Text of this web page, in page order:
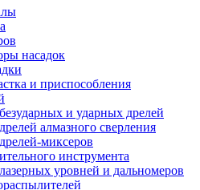
насадок
и приспособления
и ударных дрелей
алмазного сверления
миксеров
инструмента
уровней и дальномеров